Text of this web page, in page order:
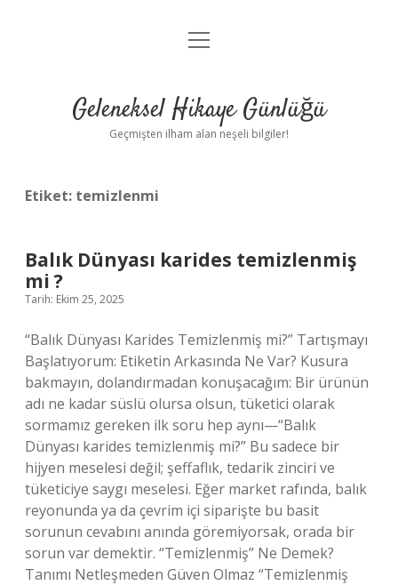
Anasayfa
Yasal Uyarı
menüyü
Geleneksel Hikaye Günlüğü
Geçmişten ilham alan neşeli bilgiler!
Etiket: temizlenmi
Balık Dünyası karides temizlenmiş
mi ?
Tarih: Ekim 25, 2025
“Balık Dünyası Karides Temizlenmiş mi?” Tartışmayı
Başlatıyorum: Etiketin Arkasında Ne Var? Kusura
bakmayın, dolandırmadan konuşacağım: Bir ürünün
adı ne kadar süslü olursa olsun, tüketici olarak
sormamız gereken ilk soru hep aynı—“Balık
Dünyası karides temizlenmiş mi?” Bu sadece bir
hijyen meselesi değil; şeffaflık, tedarik zinciri ve
tüketiciye saygı meselesi. Eğer market rafında, balık
reyonunda ya da çevrim içi siparişte bu basit
sorunun cevabını anında göremiyorsak, orada bir
sorun var demektir. “Temizlenmiş” Ne Demek?
Tanımı Netleşmeden Güven Olmaz “Temizlenmiş